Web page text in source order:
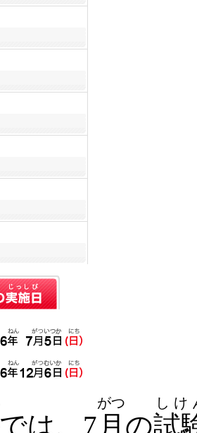
では、7 月
がつ
の試
しけ